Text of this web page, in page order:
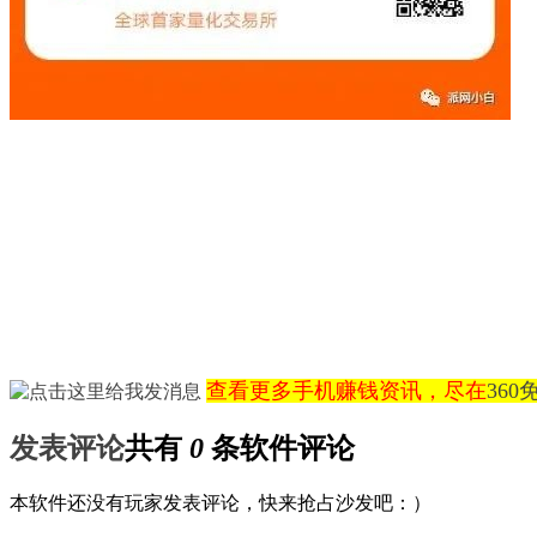
查看更多手机赚钱资讯，尽在360
发表评论共有 0 条软件评论
本软件还没有玩家发表评论，快来抢占沙发吧：）